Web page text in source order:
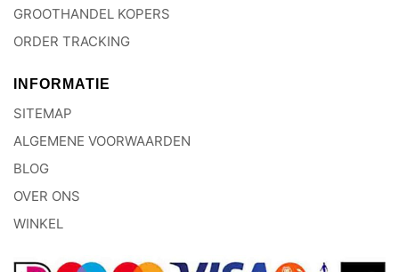
GROOTHANDEL KOPERS
ORDER TRACKING
INFORMATIE
SITEMAP
ALGEMENE VOORWAARDEN
BLOG
OVER ONS
WINKEL